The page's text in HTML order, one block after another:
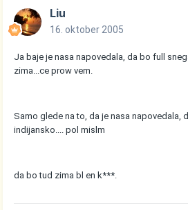
Liu
16. oktober 2005
Ja baje je nasa napovedala, da bo full
zima...ce prow vem.
Samo glede na to, da je nasa napovedala,
indijansko.... pol mislm
da bo tud zima bl en k***.